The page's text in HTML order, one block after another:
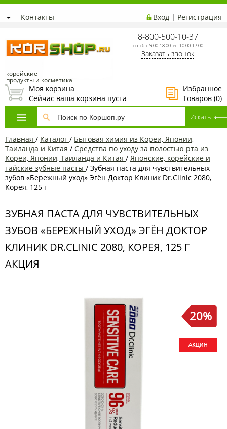
Контакты Вход | Регистрация
корейские
продукты и косметика
8-800-500-10-37
пн-сб: с 9:00-18:00; вс: 10:00-17:00
Заказать звонок
Избранное
Товаров (0)
Моя корзина
Сейчас ваша корзина пуста
Главная / Каталог / Бытовая химия из Кореи, Японии,
Таиланда и Китая / Средства по уходу за полостью рта из
Кореи, Японии, Таиланда и Китая / Японские, корейские и
тайские зубные пасты / Зубная паста для чувствительных
зубов «Бережный уход» Эгён Доктор Клиник Dr.Clinic 2080,
Корея, 125 г
ЗУБНАЯ ПАСТА ДЛЯ ЧУВСТВИТЕЛЬНЫХ
ЗУБОВ «БЕРЕЖНЫЙ УХОД» ЭГЁН ДОКТОР
КЛИНИК DR.CLINIC 2080, КОРЕЯ, 125 Г
АКЦИЯ
20%